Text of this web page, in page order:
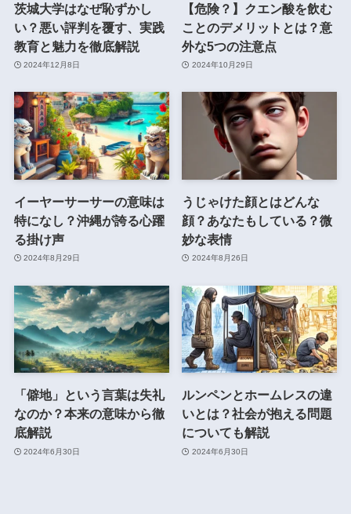
茨城大学はなぜ恥ずかし
い？悪い評判を覆す、実践
教育と魅力を徹底解説
2024年12月8日
【危険？】クエン酸を飲む
ことのデメリットとは？意
外な5つの注意点
2024年10月29日
イーヤーサーサーの意味は
特になし？沖縄が誇る心躍
る掛け声
2024年8月29日
うじゃけた顔とはどんな
顔？あなたもしている？微
妙な表情
2024年8月26日
「僻地」という言葉は失礼
なのか？本来の意味から徹
底解説
2024年6月30日
ルンペンとホームレスの違
いとは？社会が抱える問題
についても解説
2024年6月30日